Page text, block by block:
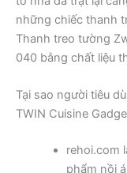
những chiếc thanh
Thanh treo tường
040 bằng chất liệu
Tại sao người tiêu
TWIN Cuisine
rehoi.com
phẩm nồi